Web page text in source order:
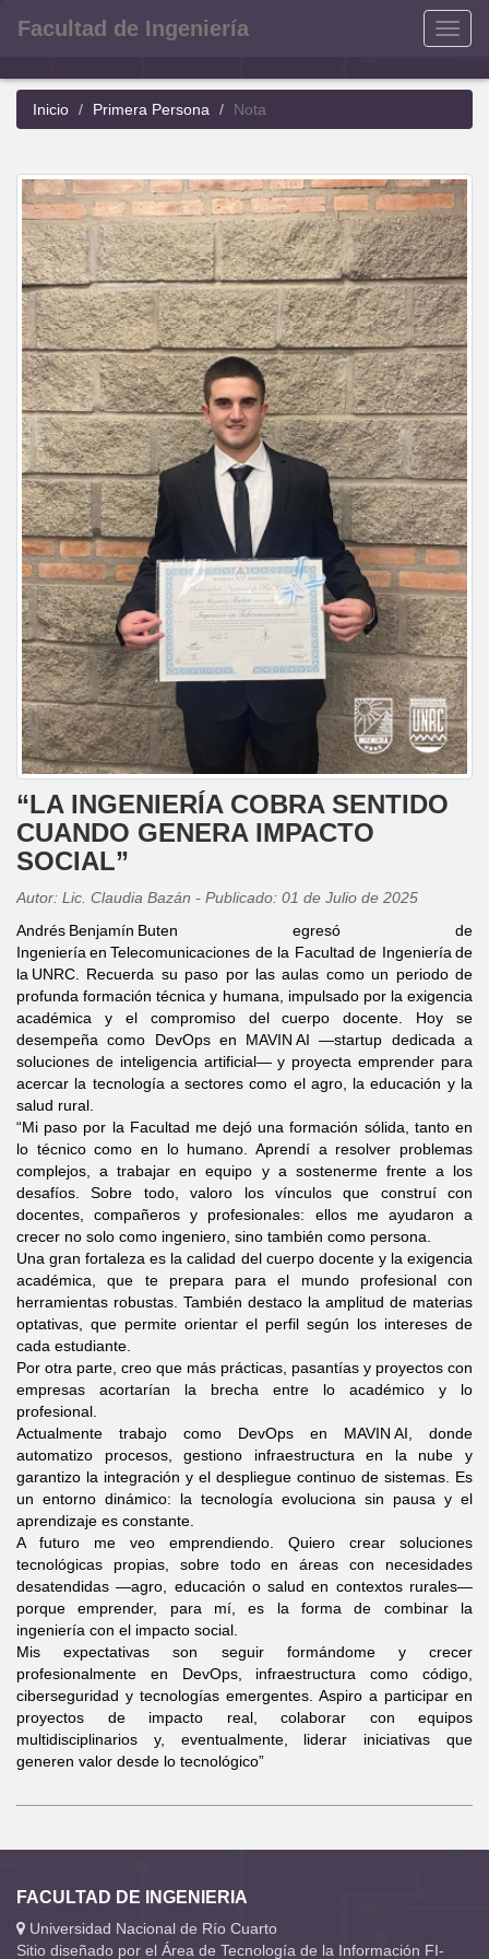
Menu
Facultad de Ingeniería
Inicio Primera Persona Nota
“LA INGENIERÍA COBRA SENTIDO
CUANDO GENERA IMPACTO
SOCIAL”
Autor: Lic. Claudia Bazán - Publicado: 01 de Julio de 2025
Andrés Benjamín Buten egresó de
Ingeniería en Telecomunicaciones de la Facultad de Ingeniería de
la UNRC. Recuerda su paso por las aulas como un periodo de
profunda formación técnica y humana, impulsado por la exigencia
académica y el compromiso del cuerpo docente. Hoy se
desempeña como DevOps en MAVIN AI —startup dedicada a
soluciones de inteligencia artificial— y proyecta emprender para
acercar la tecnología a sectores como el agro, la educación y la
salud rural.
“Mi paso por la Facultad me dejó una formación sólida, tanto en
lo técnico como en lo humano. Aprendí a resolver problemas
complejos, a trabajar en equipo y a sostenerme frente a los
desafíos. Sobre todo, valoro los vínculos que construí con
docentes, compañeros y profesionales: ellos me ayudaron a
crecer no solo como ingeniero, sino también como persona.
Una gran fortaleza es la calidad del cuerpo docente y la exigencia
académica, que te prepara para el mundo profesional con
herramientas robustas. También destaco la amplitud de materias
optativas, que permite orientar el perfil según los intereses de
cada estudiante.
Por otra parte, creo que más prácticas, pasantías y proyectos con
empresas acortarían la brecha entre lo académico y lo
profesional.
Actualmente trabajo como DevOps en MAVIN AI, donde
automatizo procesos, gestiono infraestructura en la nube y
garantizo la integración y el despliegue continuo de sistemas. Es
un entorno dinámico: la tecnología evoluciona sin pausa y el
aprendizaje es constante.
A futuro me veo emprendiendo. Quiero crear soluciones
tecnológicas propias, sobre todo en áreas con necesidades
desatendidas —agro, educación o salud en contextos rurales—
porque emprender, para mí, es la forma de combinar la
ingeniería con el impacto social.
Mis expectativas son seguir formándome y crecer
profesionalmente en DevOps, infraestructura como código,
ciberseguridad y tecnologías emergentes. Aspiro a participar en
proyectos de impacto real, colaborar con equipos
multidisciplinarios y, eventualmente, liderar iniciativas que
generen valor desde lo tecnológico”
FACULTAD DE INGENIERIA
Universidad Nacional de Río Cuarto
Sitio diseñado por el Área de Tecnología de la Información FI-